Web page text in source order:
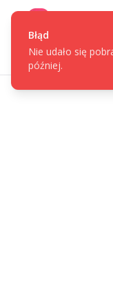
Błąd
Nie udało się
później.